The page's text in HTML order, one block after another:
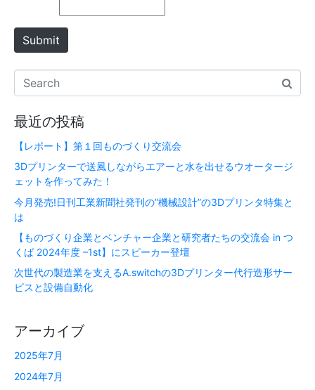
Submit
最近の投稿
【レポート】第１回ものづくり交流会
3Dプリンターで送風しながらエアーと水を出せるウオータージ
ェットを作ってみた！
今月発売!日刊工業新聞社発刊の”機械設計”の3Dプリンタ特集と
は
【ものづくり企業とベンチャー企業と研究者たちの交流会 in つ
くば 2024年度 –1st】にスピーカー登壇
次世代の製造業を支えるA.switchの3Dプリンター代行造形サー
ビスと設備自動化
アーカイブ
2025年7月
2024年7月